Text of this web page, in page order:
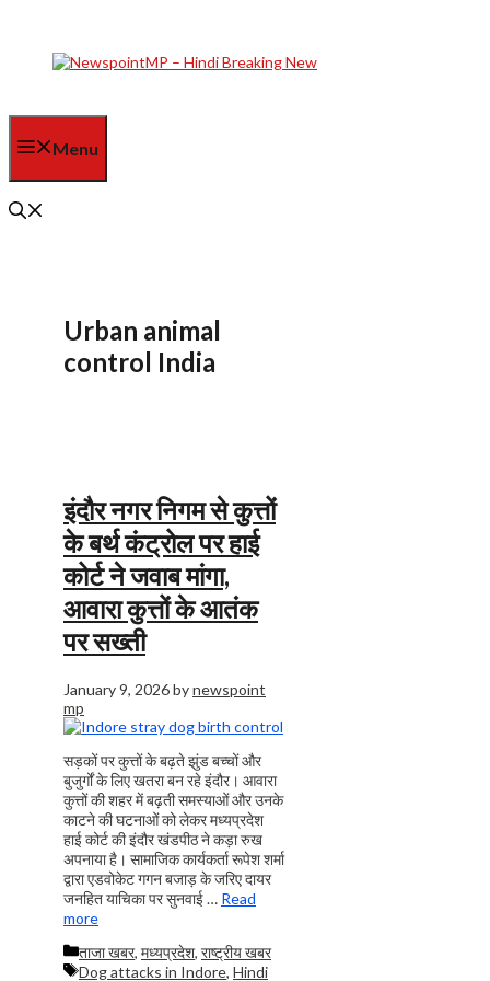
content
Menu
Urban animal
control India
इंदौर नगर निगम से कुत्तों
के बर्थ कंट्रोल पर हाई
कोर्ट ने जवाब मांगा,
आवारा कुत्तों के आतंक
पर सख्ती
January 9, 2026bynewspoint
mp
सड़कों पर कुत्तों के बढ़ते झुंड बच्चों और
बुजुर्गों के लिए खतरा बन रहे इंदौर। आवारा
कुत्तों की शहर में बढ़ती समस्याओं और उनके
काटने की घटनाओं को लेकर मध्यप्रदेश
हाई कोर्ट की इंदौर खंडपीठ ने कड़ा रुख
अपनाया है। सामाजिक कार्यकर्ता रूपेश शर्मा
द्वारा एडवोकेट गगन बजाड़ के जरिए दायर
जनहित याचिका पर सुनवाई … Read
more
Categories
ताजा खबर, मध्यप्रदेश, राष्ट्रीय खबर
Tags
Dog attacks in Indore, Hindi